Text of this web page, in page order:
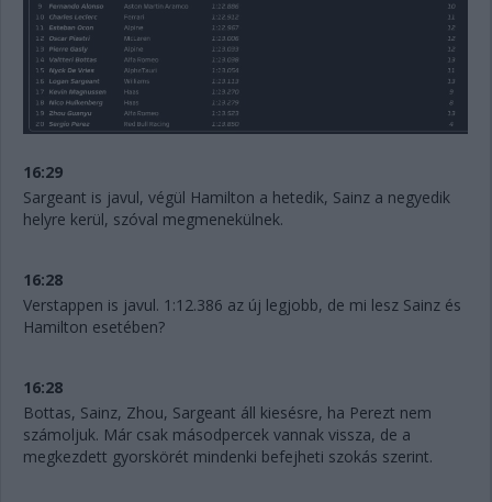
16:29
Sargeant is javul, végül Hamilton a hetedik, Sainz a negyedik
helyre kerül, szóval megmenekülnek.
16:28
Verstappen is javul. 1:12.386 az új legjobb, de mi lesz Sainz és
Hamilton esetében?
16:28
Bottas, Sainz, Zhou, Sargeant áll kiesésre, ha Perezt nem
számoljuk. Már csak másodpercek vannak vissza, de a
megkezdett gyorskörét mindenki befejheti szokás szerint.